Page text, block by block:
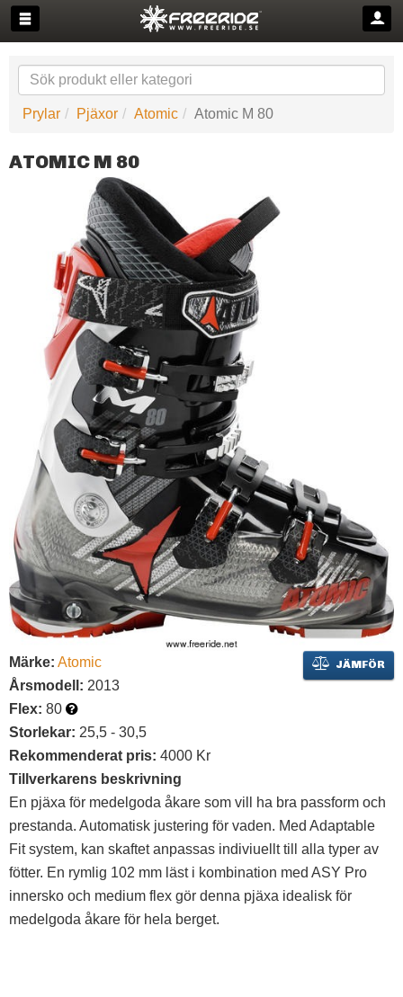
Prylar Pjäxor Atomic Atomic M 80
ATOMIC M 80
JÄMFÖR
Märke: Atomic
Årsmodell: 2013
Flex: 80
Storlekar: 25,5 - 30,5
Rekommenderat pris: 4000 Kr
Tillverkarens beskrivning
En pjäxa för medelgoda åkare som vill ha bra passform och
prestanda. Automatisk justering för vaden. Med Adaptable
Fit system, kan skaftet anpassas indiviuellt till alla typer av
fötter. En rymlig 102 mm läst i kombination med ASY Pro
innersko och medium flex gör denna pjäxa idealisk för
medelgoda åkare för hela berget.